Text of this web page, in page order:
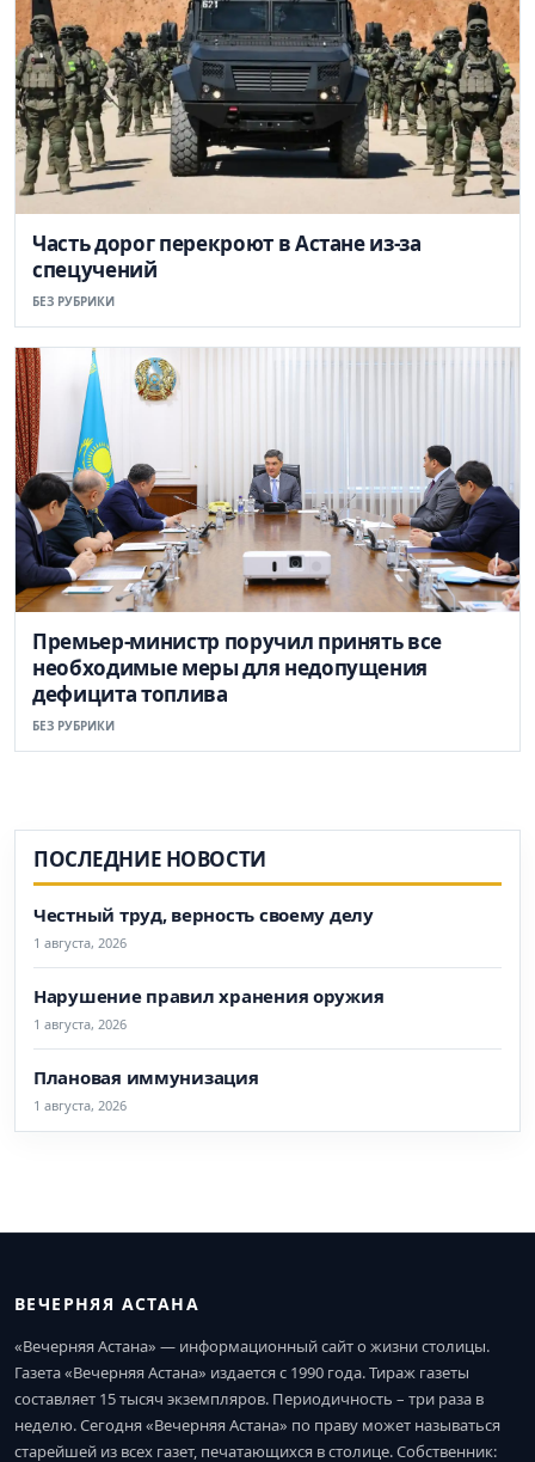
Часть дорог перекроют в Астане из-за
спецучений
БЕЗ РУБРИКИ
Премьер-министр поручил принять все
необходимые меры для недопущения
дефицита топлива
БЕЗ РУБРИКИ
ПОСЛЕДНИЕ НОВОСТИ
Честный труд, верность своему делу
1 августа, 2026
Нарушение правил хранения оружия
1 августа, 2026
Плановая иммунизация
1 августа, 2026
ВЕЧЕРНЯЯ АСТАНА
«Вечерняя Астана» — информационный сайт о жизни столицы.
Газета «Вечерняя Астана» издается с 1990 года. Тираж газеты
составляет 15 тысяч экземпляров. Периодичность – три раза в
неделю. Сегодня «Вечерняя Астана» по праву может называться
старейшей из всех газет, печатающихся в столице. Собственник: